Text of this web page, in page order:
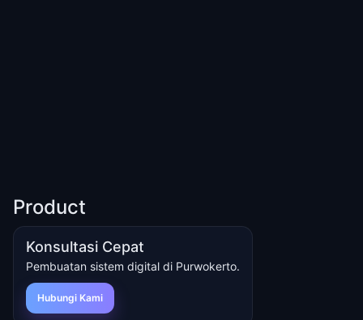
Product
Konsultasi Cepat
Pembuatan sistem digital di Purwokerto.
Hubungi Kami